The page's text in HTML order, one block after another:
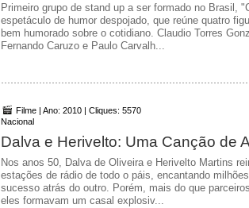
Primeiro grupo de stand up a ser formado no Brasil,
espetáculo de humor despojado, que reúne quatro
bem humorado sobre o cotidiano. Claudio Torres
Fernando Caruzo e Paulo Carvalh...
Filme | Ano: 2010 | Cliques: 5570
Nacional
Dalva e Herivelto: Uma Canção de
Nos anos 50, Dalva de Oliveira e Herivelto Martins
estações de rádio de todo o páis, encantando
sucesso atrás do outro. Porém, mais do que
eles formavam um casal explosiv...